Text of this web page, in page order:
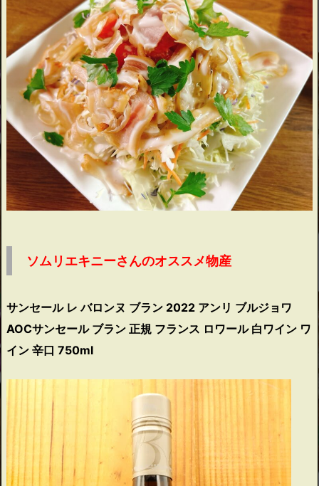
ソムリエキニーさんのオススメ物産
サンセール レ バロンヌ ブラン 2022 アンリ ブルジョワ
AOCサンセール ブラン 正規 フランス ロワール 白ワイン ワ
イン 辛口 750ml